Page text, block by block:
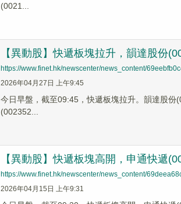
(0021...
【異動股】快遞板塊拉升，韻達股份
https://www.finet.hk/newscenter/news_content/
2026年04月27日 上午9:45
今日早盤，截至09:45，快遞板塊拉升。韻達股
(002352...
【異動股】快遞板塊高開，申通快遞
https://www.finet.hk/newscenter/news_content/
2026年04月15日 上午9:31